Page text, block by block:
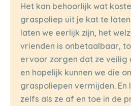
Het kan behoorlijk wat
graspoliep uit je kat te
laten we eerlijk zijn, het
vrienden is onbetaalbaar,
ervoor zorgen dat ze veilig
en hopelijk kunnen we die
graspoliepen vermijden. En
zelfs als ze af en toe in de